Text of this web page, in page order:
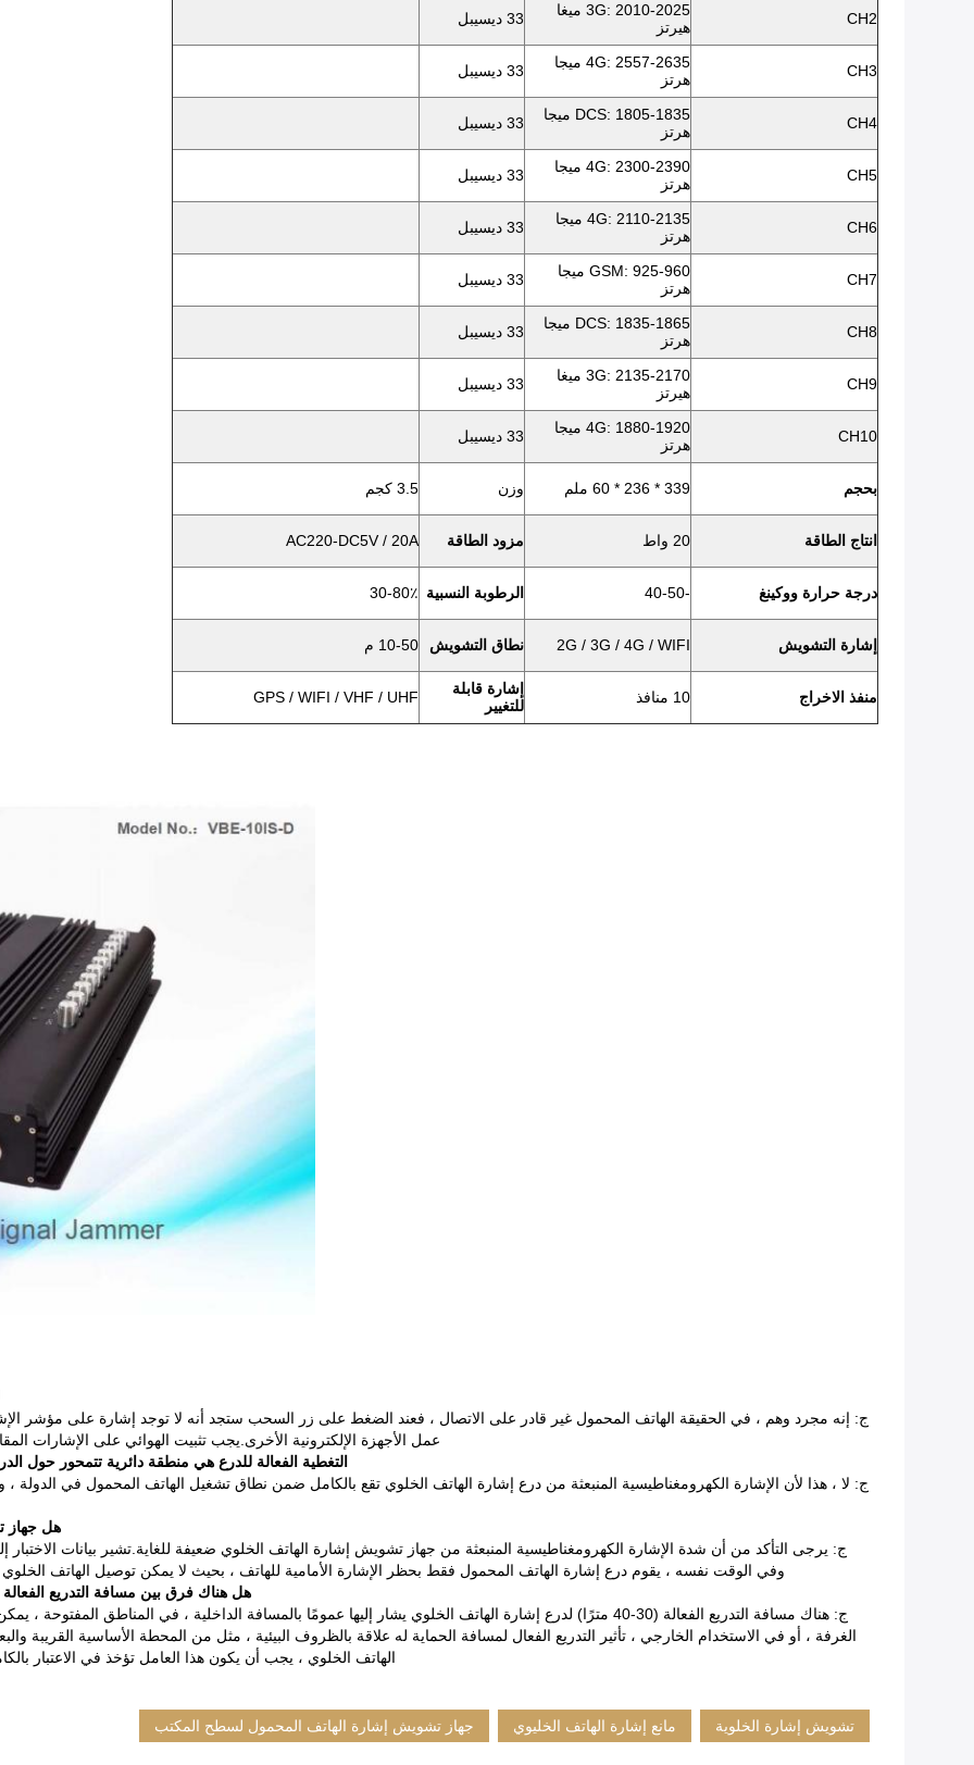
CH2
3G: 2010-2025 ميغا
هيرتز
33 ديسيبل
CH3
4G: 2557-2635 ميجا
هرتز
33 ديسيبل
CH4
DCS: 1805-1835 ميجا
هرتز
33 ديسيبل
CH5
4G: 2300-2390 ميجا
هرتز
33 ديسيبل
CH6
4G: 2110-2135 ميجا
هرتز
33 ديسيبل
CH7
GSM: 925-960 ميجا
هرتز
33 ديسيبل
CH8
DCS: 1835-1865 ميجا
هرتز
33 ديسيبل
CH9
3G: 2135-2170 ميغا
هيرتز
33 ديسيبل
CH10
4G: 1880-1920 ميجا
هرتز
33 ديسيبل
بحجم 339 * 236 * 60 ملم وزن 3.5 كجم
انتاج الطاقة 20 واط مزود الطاقة AC220-DC5V / 20A
درجة حرارة ووكينغ -40-50 الرطوبة النسبية 30-80٪
إشارة التشويش 2G / 3G / 4G / WIFI نطاق التشويش 10-50 م
منفذ الاخراج 10 منافذ
إشارة قابلة
للتغيير
GPS / WIFI / VHF / UHF
ج: إنه مجرد وهم ، في الحقيقة الهاتف المحمول غير قادر على الاتصال ، فعند الضغط على زر السحب ستجد أنه لا توجد إشارة على مؤشر
عمل الأجهزة الإلكترونية الأخرى.يجب تثبيت الهوائي على الإشارات
التغطية الفعالة للدرع هي منطقة دائرية تتمحور حول
ج: لا ، هذا لأن الإشارة الكهرومغناطيسية المنبعثة من درع إشارة الهاتف الخلوي تقع بالكامل ضمن نطاق تشغيل الهاتف المحمول في الدولة ،
هل جهاز
ج: يرجى التأكد من أن شدة الإشارة الكهرومغناطيسية المنبعثة من جهاز تشويش إشارة الهاتف الخلوي ضعيفة للغاية.تشير بيانات
وفي الوقت نفسه ، يقوم درع إشارة الهاتف المحمول فقط بحظر الإشارة الأمامية للهاتف ، بحيث لا يمكن توصيل الهاتف
هل هناك فرق بين مسافة التدريع
ج: هناك مسافة التدريع الفعالة (30-40 مترًا) لدرع إشارة الهاتف الخلوي يشار إليها عمومًا بالمسافة الداخلية ، في
الغرفة ، أو في الاستخدام الخارجي ، تأثير التدريع الفعال لمسافة الحماية له علاقة بالظروف البيئية ، مثل من المحطة الأساسية القريبة
الهاتف الخلوي ، يجب أن يكون هذا العامل تؤخذ في الاعتبار
تشويش إشارة الخلوية مانع إشارة الهاتف الخليوي جهاز تشويش إشارة الهاتف المحمول لسطح المكتب